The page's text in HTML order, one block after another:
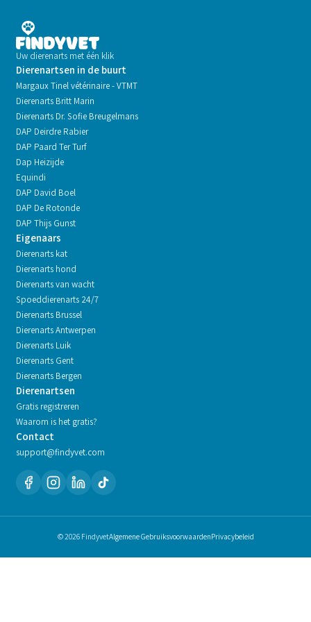
Uw dierenarts met één klik
Dierenartsen in de buurt
Margaux Tinel vétérinaire - VTMT
Dierenarts Britt Marin
Dierenarts Dr. Sofie Breugelmans
DAP Deirdre Rabier
DAP Paard Ter Turf
Dap Heizijde
Equindi
DAP David Boel
DAP De Rotonde
DAP Thijs Gunst
Eigenaars
Dierenarts kat
Dierenarts hond
Dierenarts van wacht
Spoeddierenarts 24/7
Dierenarts Brussel
Dierenarts Antwerpen
Dierenarts Luik
Dierenarts Gent
Dierenarts Bergen
Dierenartsen
Gratis registreren
Waarom is het gratis?
Contact
support@findyvet.com
© 2026 FindyvetAlgemene GebruiksvoorwaardenPrivacybeleid